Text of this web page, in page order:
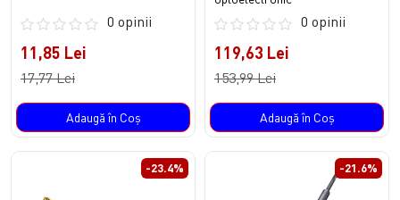
0 opinii
11,85 Lei
17,77 Lei
Adaugă în Coş
0 opinii
119,63 Lei
153,99 Lei
Adaugă în Coş
-23.4% -21.6%